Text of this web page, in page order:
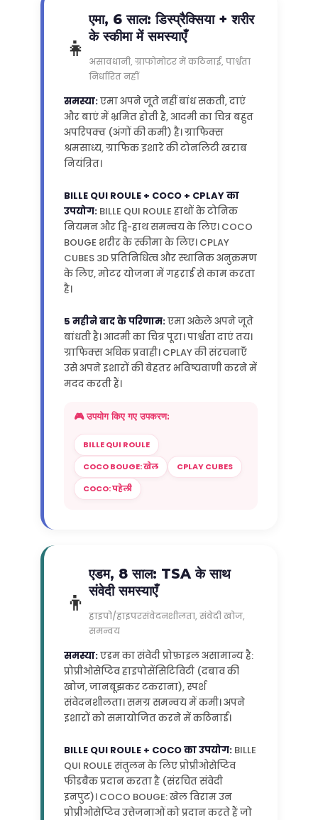
👧
एमा, 6 साल: डिस्प्रैक्सिया + शरीर
के स्कीमा में समस्याएँ
असावधानी, ग्राफोमोटर में कठिनाई, पार्श्वता
निर्धारित नहीं
समस्या:एमा अपने जूते नहीं बांध सकती, दाएं
और बाएं में भ्रमित होती है, आदमी का चित्र बहुत
अपरिपक्व (अंगों की कमी) है। ग्राफिक्स
श्रमसाध्य, ग्राफिक इशारे की टोनलिटी खराब
नियंत्रित।
BILLE QUI ROULE + COCO + CPLAY का
उपयोग:BILLE QUI ROULE हाथों के टोनिक
नियमन और द्वि-हाथ समन्वय के लिए। COCO
BOUGE शरीर के स्कीमा के लिए। CPLAY
CUBES 3D प्रतिनिधित्व और स्थानिक अनुक्रमण
के लिए, मोटर योजना में गहराई से काम करता
है।
5 महीने बाद के परिणाम:एमा अकेले अपने जूते
बांधती है। आदमी का चित्र पूरा। पार्श्वता दाएं तय।
ग्राफिक्स अधिक प्रवाही। CPLAY की संरचनाएँ
उसे अपने इशारों की बेहतर भविष्यवाणी करने में
मदद करती हैं।
🎮 उपयोग किए गए उपकरण:
BILLE QUI ROULE
COCO BOUGE: खेल
CPLAY CUBES
COCO: पहेली
👦
एडम, 8 साल: TSA के साथ
संवेदी समस्याएँ
हाइपो/हाइपरसंवेदनशीलता, संवेदी खोज,
समन्वय
समस्या:एडम का संवेदी प्रोफ़ाइल असामान्य है:
प्रोप्रीओसेप्टिव हाइपोसेंसिटिविटी (दबाव की
खोज, जानबूझकर टकराना), स्पर्श
संवेदनशीलता। समग्र समन्वय में कमी। अपने
इशारों को समायोजित करने में कठिनाई।
BILLE QUI ROULE + COCO का उपयोग:BILLE
QUI ROULE संतुलन के लिए प्रोप्रीओसेप्टिव
फीडबैक प्रदान करता है (संरचित संवेदी
इनपुट)। COCO BOUGE: खेल विराम उन
प्रोप्रीओसेप्टिव उत्तेजनाओं को प्रदान करते हैं जो